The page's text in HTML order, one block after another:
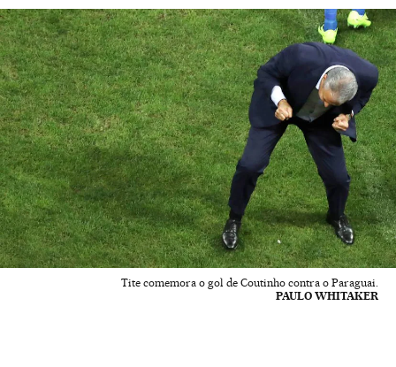
Tite comemora o gol de Coutinho contra o Paraguai.
PAULO WHITAKER